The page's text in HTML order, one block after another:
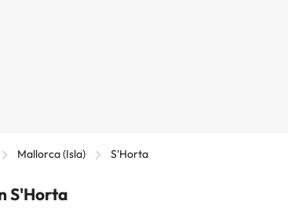
Mallorca (Isla) S'Horta
S'Horta